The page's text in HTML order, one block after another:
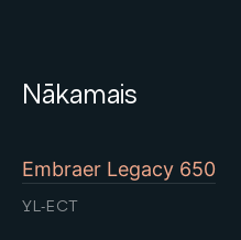
Nākamais
Embraer Legacy 650
YL-ECT